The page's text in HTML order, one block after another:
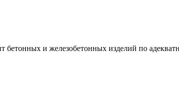
и железобетонных изделий по